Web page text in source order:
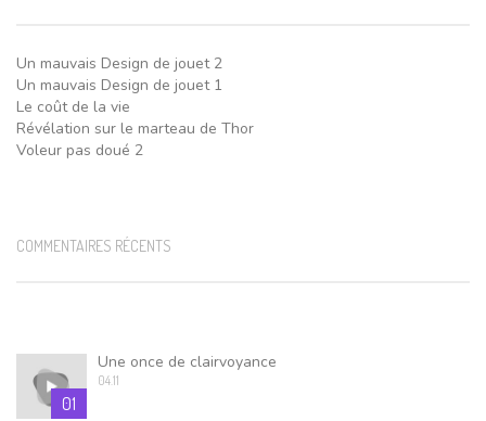
Un mauvais Design de jouet 2
Un mauvais Design de jouet 1
Le coût de la vie
Révélation sur le marteau de Thor
Voleur pas doué 2
COMMENTAIRES RÉCENTS
01
Une once de clairvoyance
04.11